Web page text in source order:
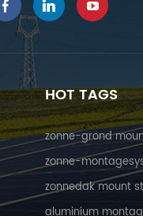
HOT TAGS
zonne-grond
zonne-
zonnedak mount
aluminium